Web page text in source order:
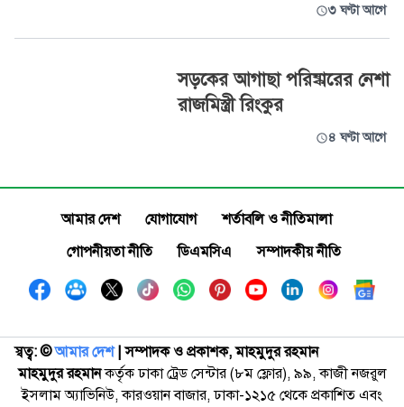
৩ ঘণ্টা আগে
সড়কের আগাছা পরিষ্কারের নেশা
রাজমিস্ত্রী রিংকুর
৪ ঘণ্টা আগে
আমার দেশ যোগাযোগ
শর্তাবলি ও নীতিমালা
গোপনীয়তা নীতি
ডিএমসিএ সম্পাদকীয় নীতি
স্বত্ব: ©️আমার দেশ| সম্পাদক ও প্রকাশক, মাহমুদুর রহমান
মাহমুদুর রহমানকর্তৃক ঢাকা ট্রেড সেন্টার (৮ম ফ্লোর), ৯৯, কাজী নজরুল
ইসলাম অ্যাভিনিউ, কারওয়ান বাজার, ঢাকা-১২১৫ থেকে প্রকাশিত এবং